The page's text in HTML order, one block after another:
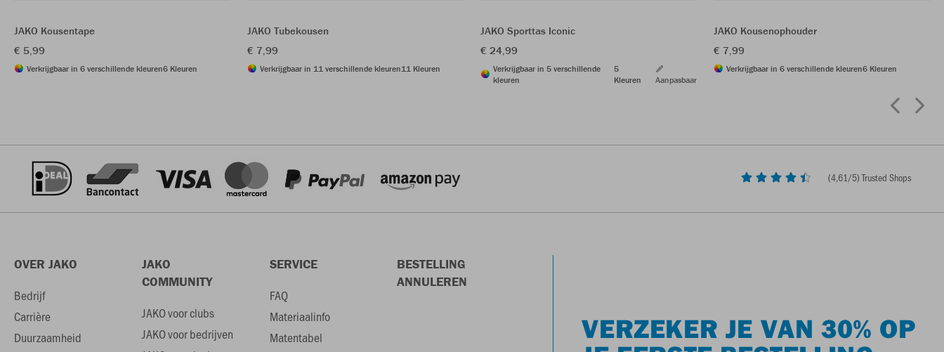
JAKO Kousentape
€ 5,99
Verkrijgbaar in 6 verschillende kleuren6 Kleuren
JAKO Tubekousen
€ 7,99
Verkrijgbaar in 11 verschillende kleuren11 Kleuren
JAKO Sporttas Iconic
€ 24,99
Verkrijgbaar in 5 verschillende
kleuren
5
Kleuren
Aanpasbaar
JAKO Kousenophouder
€ 7,99
Verkrijgbaar in 6 verschillende kleuren6 Kleuren
(4,61/5) Trusted Shops
OVER JAKO
Bedrijf
Carrière
Duurzaamheid
JAKO
COMMUNITY
JAKO voor clubs
JAKO voor bedrijven
SERVICE
FAQ
Materiaalinfo
Matentabel
BESTELLING
ANNULEREN
VERZEKER JE VAN 30% OP